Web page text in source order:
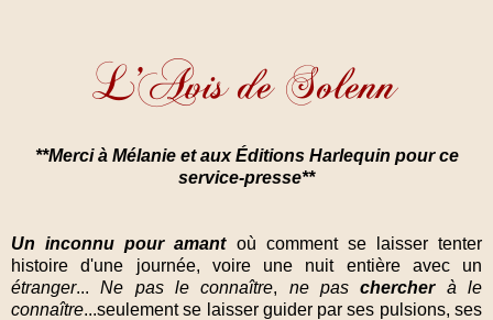
**Merci à Mélanie et aux Éditions Harlequin pour ce
service-presse**
Un inconnu pour amantoù comment se laisser tenter
histoire d'une journée, voire une nuit entière avec un
étranger...Ne pas le connaître, ne paschercherà le
connaître...seulement se laisser guider par ses pulsions, ses